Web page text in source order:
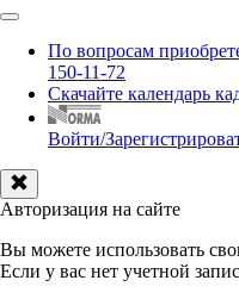
По вопросам
150-11-72
Скачайте календарь
Войти/
Авторизация на сайте
Вы можете использовать
Если у вас нет учетной